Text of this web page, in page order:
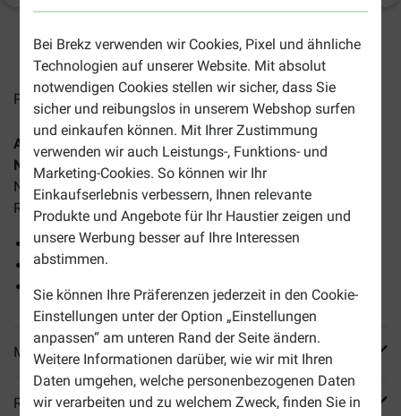
Bei Brekz verwenden wir Cookies, Pixel und ähnliche
Technologien auf unserer Website. Mit absolut
notwendigen Cookies stellen wir sicher, dass Sie
sicher und reibungslos in unserem Webshop surfen
und einkaufen können. Mit Ihrer Zustimmung
verwenden wir auch Leistungs-, Funktions- und
Marketing-Cookies. So können wir Ihr
Einkaufserlebnis verbessern, Ihnen relevante
Produkte und Angebote für Ihr Haustier zeigen und
unsere Werbung besser auf Ihre Interessen
abstimmen.
Sie können Ihre Präferenzen jederzeit in den Cookie-
Einstellungen unter der Option „Einstellungen
anpassen“ am unteren Rand der Seite ändern.
Weitere Informationen darüber, wie wir mit Ihren
Daten umgehen, welche personenbezogenen Daten
wir verarbeiten und zu welchem Zweck, finden Sie in
3-6 Arbeitstage, sofern nicht anders angegeben
Preise inkl. MwSt zzgl.Versandkosten
Almo Nature HFC Natural Thunfisch und Huhn Katzen-
Nassfutter (55 g)ist ein hochwertiges, anfüllendes
Nassfutter geeignet für ausgewachsene Katzen aller
Rassen.
Lecker und reich an Fleisch
In einer nahrhaften Bouillon
Zubereitet aus den besten Zutaten
Mehr Produktinfos
Reviews